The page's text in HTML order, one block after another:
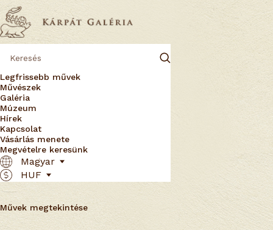
Legfrissebb művek
Művészek
Galéria
Múzeum
Hírek
Kapcsolat
Vásárlás menete
Megvételre keresünk
Magyar
HUF
Zicherman Sándor
Ungvár, 1935. április 6. -
Művek megtekintése